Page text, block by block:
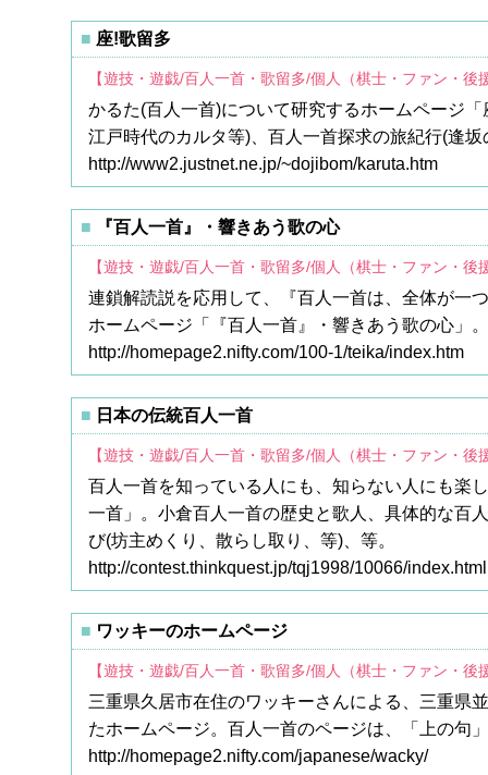
座!歌留多
【遊技・遊戯/百人一首・歌留多/個人（棋士・ファン・後
かるた(百人一首)について研究するホームページ
江戸時代のカルタ等)、百人一首探求の旅紀行(逢
http://www2.justnet.ne.jp/~dojibom/karuta.htm
『百人一首』・響きあう歌の心
【遊技・遊戯/百人一首・歌留多/個人（棋士・ファン・後
連鎖解読説を応用して、『百人一首は、全体が一
ホームページ「『百人一首』・響きあう歌の心」
http://homepage2.nifty.com/100-1/teika/index.htm
日本の伝統百人一首
【遊技・遊戯/百人一首・歌留多/個人（棋士・ファン・後
百人一首を知っている人にも、知らない人にも楽
一首」。小倉百人一首の歴史と歌人、具体的な百
び(坊主めくり、散らし取り、等)、等。
http://contest.thinkquest.jp/tqj1998/10066/index.html
ワッキーのホームページ
【遊技・遊戯/百人一首・歌留多/個人（棋士・ファン・後
三重県久居市在住のワッキーさんによる、三重県
たホームページ。百人一首のページは、「上の句
http://homepage2.nifty.com/japanese/wacky/